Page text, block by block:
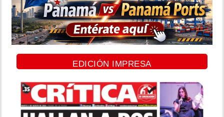
EDICIÓN IMPRESA